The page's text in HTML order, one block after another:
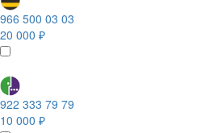
966 500 03 03
20 000 ₽
922 333 79 79
10 000 ₽